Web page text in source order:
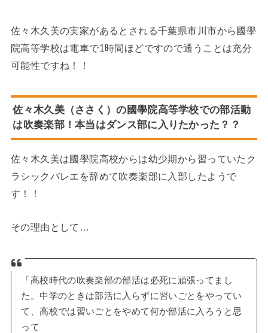
佐々木久美の実家があるとされる千葉県市川市から國學
院高等学校は電車で1時間ほどですので通うことは充分
可能性ですね！！
佐々木久美（ささく）の國學院高等学校での部活動
は吹奏楽部！本当はダンス部に入りたかった？？
佐々木久美は國學院高校からは幼少期から習っていたク
ラシックバレエを辞めて吹奏楽部に入部したようで
す！！
その理由として…
「高校時代の吹奏楽部の部活は必死に頑張ってまし
た。中学のときは部活に入らずに習いごとをやってい
て、高校では習いごとをやめて何か部活に入ろうと思
って